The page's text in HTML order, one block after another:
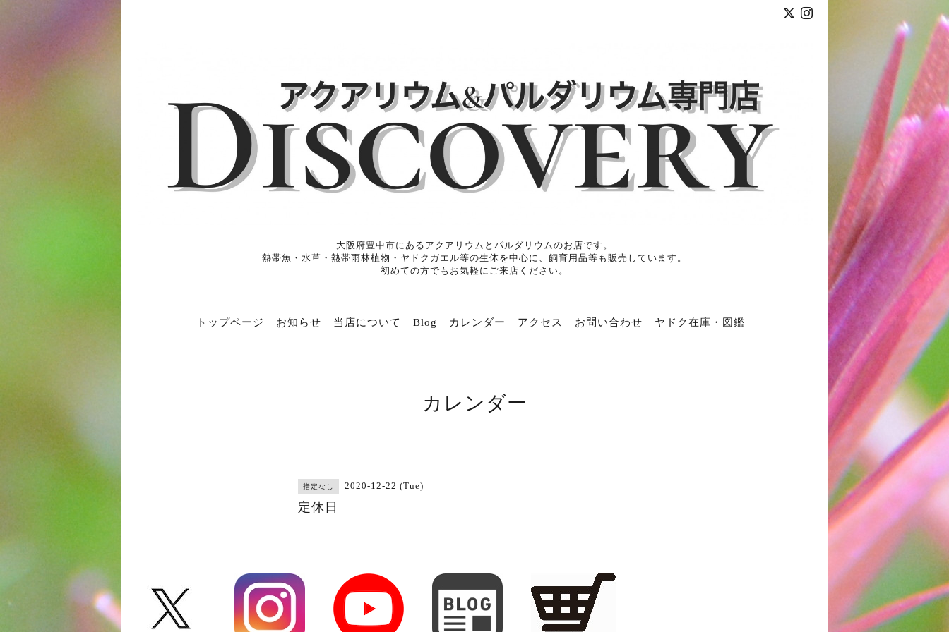
大阪府豊中市にあるアクアリウムとパルダリウムのお店です。
熱帯魚・水草・熱帯雨林植物・ヤドクガエル等の生体を中心に、飼育用品等も販売しています。
初めての方でもお気軽にご来店ください。
トップページ お知らせ 当店について Blog カレンダー アクセス お問い合わせ ヤドク在庫・図鑑
カレンダー
指定なし 2020-12-22 (Tue)
定休日